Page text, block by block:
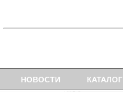
НОВОСТИ КАТАЛОГ